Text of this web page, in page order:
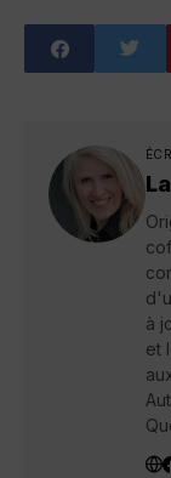
à
et